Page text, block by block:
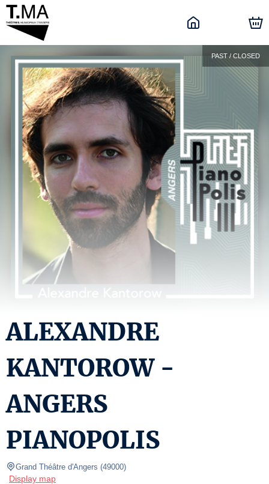
PAST / CLOSED
ALEXANDRE
KANTOROW -
ANGERS
PIANOPOLIS
Grand Théâtre d'Angers (49000)
Display map